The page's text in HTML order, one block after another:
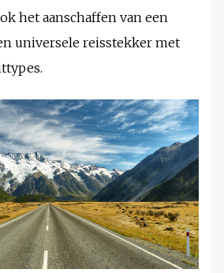
het aanschaffen van een
universele reisstekker met